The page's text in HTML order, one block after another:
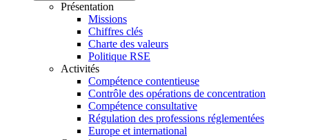
Présentation
Missions
Chiffres clés
Charte des valeurs
Politique RSE
Activités
Compétence contentieuse
Contrôle des opérations de concentration
Compétence consultative
Régulation des professions réglementées
Europe et international